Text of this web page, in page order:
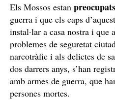
Els Mossos estan preocupats
guerra i que els caps
instal·lar a casa nostra i que
problemes de seguretat
narcotràfic i als delictes de
dos darrers anys, s’han
amb armes de guerra, que
persones mortes.